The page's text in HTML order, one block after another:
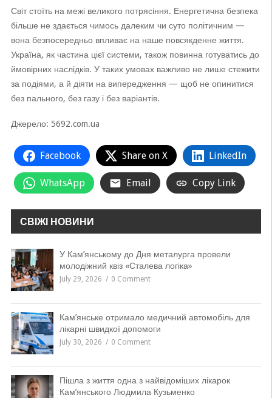
Світ стоїть на межі великого потрясіння. Енергетична безпека
більше не здається чимось далеким чи суто політичним —
вона безпосередньо впливає на наше повсякденне життя.
Україна, як частина цієї системи, також повинна готуватись до
ймовірних наслідків. У таких умовах важливо не лише стежити
за подіями, а й діяти на випередження — щоб не опинитися
без пального, без газу і без варіантів.
Джерело: 5692.com.ua
Facebook Share on X LinkedIn
WhatsApp Email Copy Link
СВІЖІ НОВИНИ
У Кам’янському до Дня металурга провели
молодіжний квіз «Сталева логіка»
July 29, 2026 0 Comment
Кам’янське отримало медичний автомобіль для
лікарні швидкої допомоги
July 30, 2026 0 Comment
Пішла з життя одна з найвідоміших лікарок
Кам’янського Людмила Кузьменко